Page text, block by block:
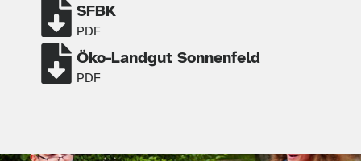
SFBK
PDF
Öko-Landgut Sonnenfeld
PDF